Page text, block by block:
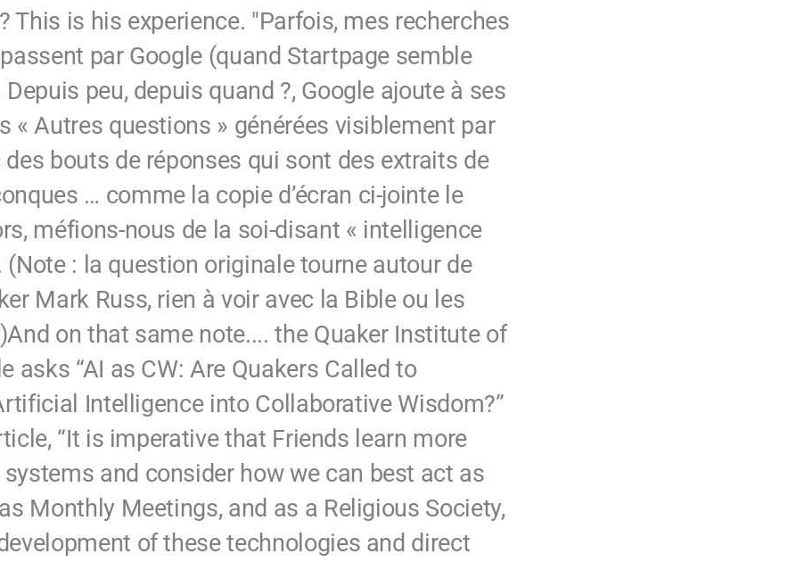
This is his experience. "Parfois, mes recherches
par Google (quand Startpage semble
peu, depuis quand ?, Google ajoute à ses
« Autres questions » générées visiblement par
des bouts de réponses qui sont des extraits de
… comme la copie d’écran ci-jointe le
méfions-nous de la soi-disant « intelligence
: la question originale tourne autour de
Mark Russ, rien à voir avec la Bible ou les
on that same note.... the Quaker Institute of
asks “AI as CW: Are Quakers Called to
Intelligence into Collaborative Wisdom?”
“It is imperative that Friends learn more
and consider how we can best act as
Monthly Meetings, and as a Religious Society,
of these technologies and direct